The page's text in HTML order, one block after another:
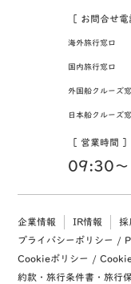
［ お問合せ電
海外旅行窓口
国内旅行窓口
外国船クルーズ
日本船クルーズ
［ 営業時間 ］
09:30
企業情報 IR情報
採
プライバシーポリシー /
Cookieポリシー /
約款・旅行条件書・旅行